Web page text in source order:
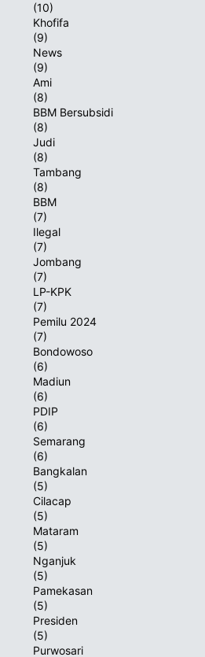
(10)
Khofifa
(9)
News
(9)
Ami
(8)
BBM Bersubsidi
(8)
Judi
(8)
Tambang
(8)
BBM
(7)
Ilegal
(7)
Jombang
(7)
LP-KPK
(7)
Pemilu 2024
(7)
Bondowoso
(6)
Madiun
(6)
PDIP
(6)
Semarang
(6)
Bangkalan
(5)
Cilacap
(5)
Mataram
(5)
Nganjuk
(5)
Pamekasan
(5)
Presiden
(5)
Purwosari